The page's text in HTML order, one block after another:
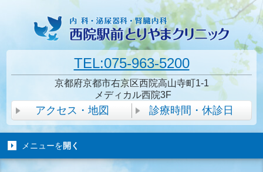
TEL:075-963-5200
京都府京都市右京区西院高山寺町1-1
メディカル西院3F
アクセス・地図 診療時間・休診日
メニューを 開く